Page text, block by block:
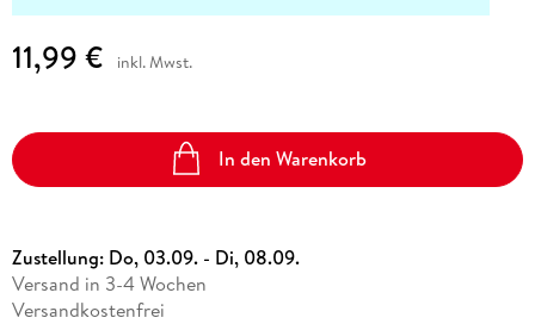
11,99 € inkl. Mwst.
In den Warenkorb
Zustellung: Do, 03.09. - Di, 08.09.
Versand in 3-4 Wochen
Versandkostenfrei